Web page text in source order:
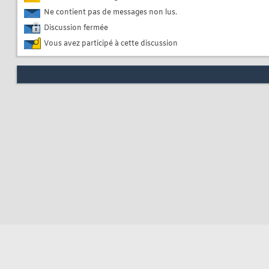
Ne contient pas de messages non lus.
Discussion fermée
Vous avez participé à cette discussion